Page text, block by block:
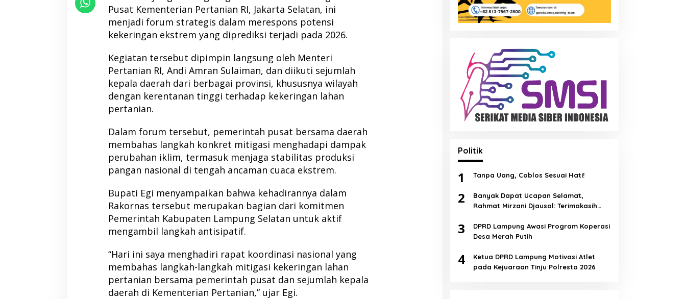
Pusat Kementerian Pertanian RI, Jakarta Selatan, ini
menjadi forum strategis dalam merespons potensi
kekeringan ekstrem yang diprediksi terjadi pada 2026.
Kegiatan tersebut dipimpin langsung oleh Menteri
Pertanian RI, Andi Amran Sulaiman, dan diikuti sejumlah
kepala daerah dari berbagai provinsi, khususnya wilayah
dengan kerentanan tinggi terhadap kekeringan lahan
pertanian.
Dalam forum tersebut, pemerintah pusat bersama daerah
membahas langkah konkret mitigasi menghadapi dampak
perubahan iklim, termasuk menjaga stabilitas produksi
pangan nasional di tengah ancaman cuaca ekstrem.
Bupati Egi menyampaikan bahwa kehadirannya dalam
Rakornas tersebut merupakan bagian dari komitmen
Pemerintah Kabupaten Lampung Selatan untuk aktif
mengambil langkah antisipatif.
“Hari ini saya menghadiri rapat koordinasi nasional yang
membahas langkah-langkah mitigasi kekeringan lahan
pertanian bersama pemerintah pusat dan sejumlah kepala
daerah di Kementerian Pertanian,” ujar Egi.
Politik
1 Tanpa Uang, Coblos Sesuai Hati!
2
Banyak Dapat Ucapan Selamat,
Rahmat Mirzani Djausal: Terimakasih
3
DPRD Lampung Awasi Program Koperasi
Desa Merah Putih
4
Ketua DPRD Lampung Motivasi Atlet
pada Kejuaraan Tinju Polresta 2026